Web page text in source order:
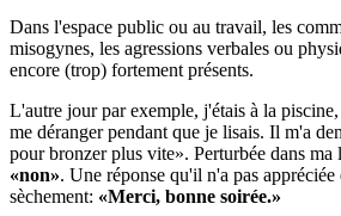
Dans l'espace public ou au travail, les
misogynes, les agressions verbales ou
encore (trop) fortement présents.
L'autre jour par exemple, j'étais à la
me déranger pendant que je lisais. Il m'a
pour bronzer plus vite». Perturbée dans
«non». Une réponse qu'il n'a pas
sèchement: «Merci, bonne soirée.»